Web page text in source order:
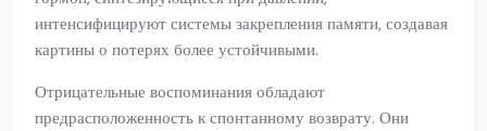
интенсифицируют системы закрепления памяти, создавая
картины о потерях более устойчивыми.
Отрицательные воспоминания обладают
предрасположенность к спонтанному возврату. Они